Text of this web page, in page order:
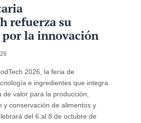
refuerza su
por la innovación
2026, la feria de
e ingredientes que integra
de valor para la producción,
y conservación de alimentos y
del 6 al 8 de octubre de